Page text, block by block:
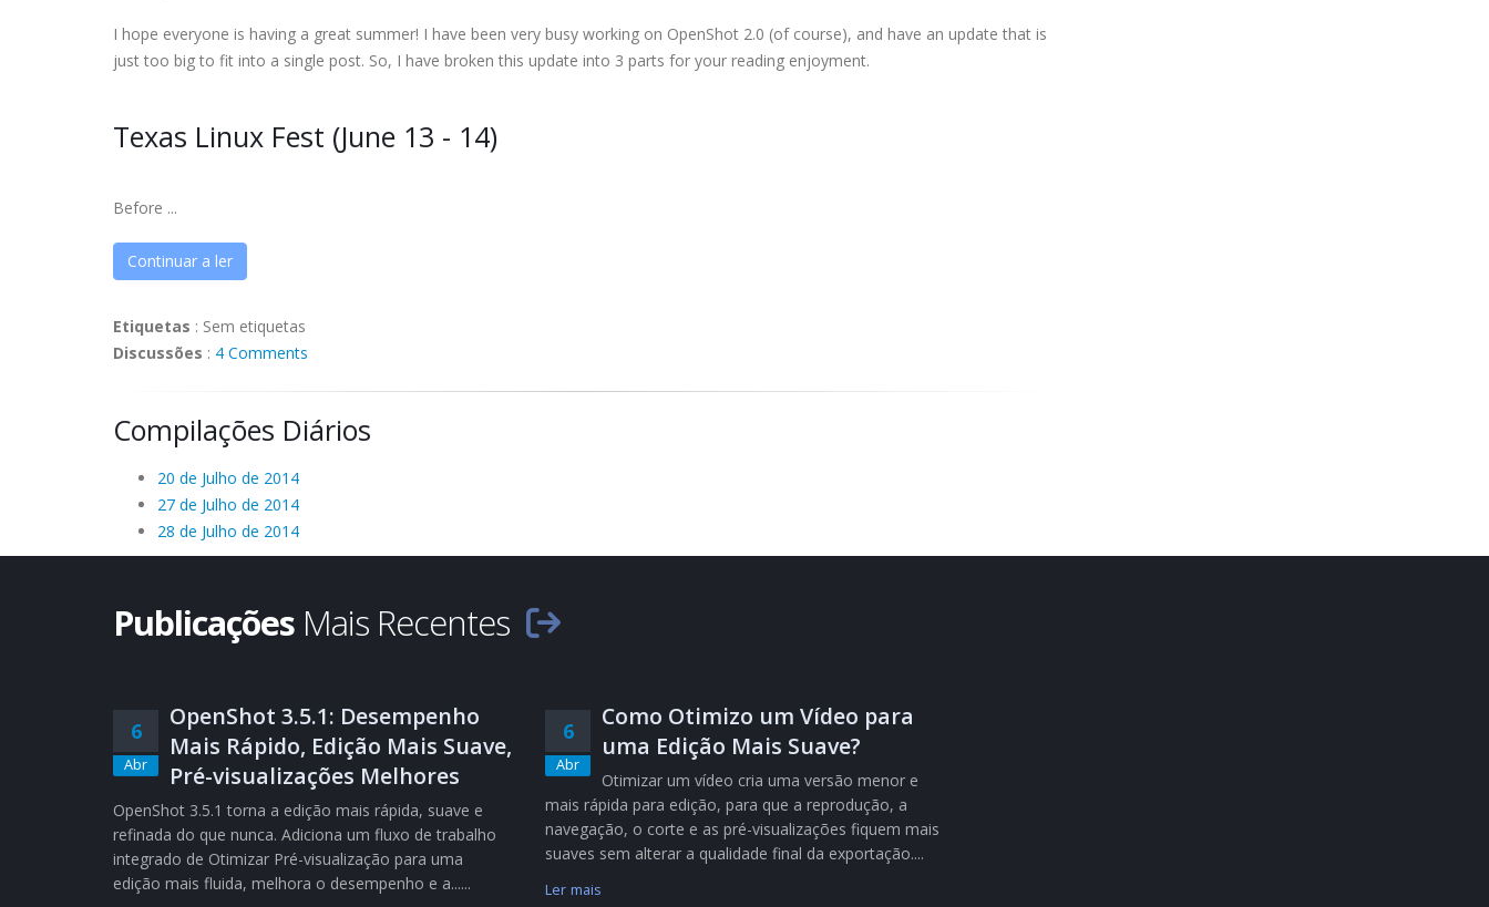
I hope everyone is having a great summer! I have been very busy working on OpenShot 2.0 (of course), and have an update that is
just too big to fit into a single post. So, I have broken this update into 3 parts for your reading enjoyment.
Texas Linux Fest (June 13 - 14)
Before ...
Continuar a ler
Etiquetas : Sem etiquetas
Discussões : 4 Comments
Compilações Diários
20 de Julho de 2014
27 de Julho de 2014
28 de Julho de 2014
Publicações Mais Recentes
6
Abr
OpenShot 3.5.1: Desempenho
Mais Rápido, Edição Mais Suave,
Pré-visualizações Melhores
OpenShot 3.5.1 torna a edição mais rápida, suave e
refinada do que nunca. Adiciona um fluxo de trabalho
integrado de Otimizar Pré-visualização para uma
edição mais fluida, melhora o desempenho e a......
6
Abr
Como Otimizo um Vídeo para
uma Edição Mais Suave?
Otimizar um vídeo cria uma versão menor e
mais rápida para edição, para que a reprodução, a
navegação, o corte e as pré-visualizações fiquem mais
suaves sem alterar a qualidade final da exportação....
Ler mais